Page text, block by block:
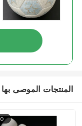
المنتجات الموصى بها